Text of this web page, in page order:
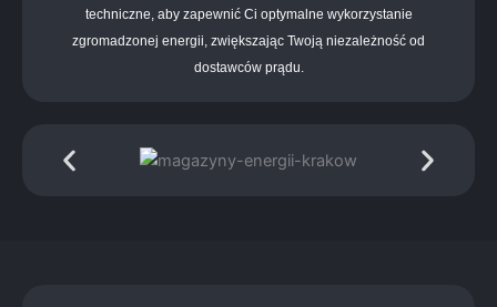
techniczne, aby zapewnić Ci optymalne wykorzystanie
zgromadzonej energii, zwiększając Twoją niezależność od
dostawców prądu.